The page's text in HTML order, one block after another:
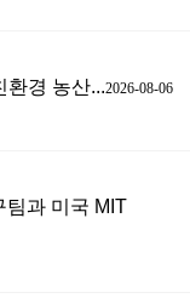
환경 농산...2026-08-06
팀과 미국 MIT